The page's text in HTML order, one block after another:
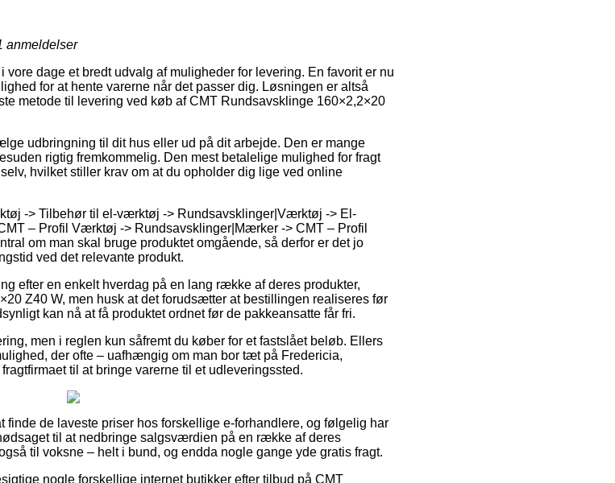
anmeldelser
dage et bredt udvalg af muligheder for levering. En favorit er nu
for at hente varerne når det passer dig. Løsningen er altså
metode til levering ved køb af CMT Rundsavsklinge 160×2,2×20
udbringning til dit hus eller ud på dit arbejde. Den er mange
rigtig fremkommelig. Den mest betalelige mulighed for fragt
hvilket stiller krav om at du opholder dig lige ved online
-> Tilbehør til el-værktøj -> Rundsavsklinger|Værktøj -> El-
– Profil Værktøj -> Rundsavsklinger|Mærker -> CMT – Profil
om man skal bruge produktet omgående, så derfor er det jo
ved det relevante produkt.
efter en enkelt hverdag på en lang række af deres produkter,
Z40 W, men husk at det forudsætter at bestillingen realiseres før
kan nå at få produktet ordnet før de pakkeansatte får fri.
men i reglen kun såfremt du køber for et fastslået beløb. Ellers
der ofte – uafhængig om man bor tæt på Fredericia,
til at bringe varerne til et udleveringssted.
finde de laveste priser hos forskellige e-forhandlere, og følgelig har
til at nedbringe salgsværdien på en række af deres
til voksne – helt i bund, og endda nogle gange yde gratis fragt.
nogle forskellige internet butikker efter tilbud på CMT